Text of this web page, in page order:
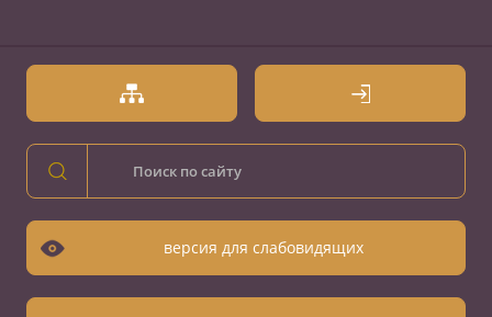
версия для слабовидящих